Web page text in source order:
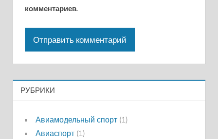
комментариев.
РУБРИКИ
Авиамодельный спорт(1)
Авиаспорт(1)